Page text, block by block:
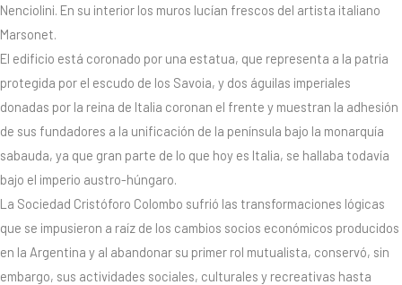
Nenciolini. En su interior los muros lucían frescos del artista italiano
Marsonet.
El edificio está coronado por una estatua, que representa a la patria
protegida por el escudo de los Savoia, y dos águilas imperiales
donadas por la reina de Italia coronan el frente y muestran la adhesión
de sus fundadores a la unificación de la península bajo la monarquía
sabauda, ya que gran parte de lo que hoy es Italia, se hallaba todavía
bajo el imperio austro-húngaro.
La Sociedad Cristóforo Colombo sufrió las transformaciones lógicas
que se impusieron a raíz de los cambios socios económicos producidos
en la Argentina y al abandonar su primer rol mutualista, conservó, sin
embargo, sus actividades sociales, culturales y recreativas hasta